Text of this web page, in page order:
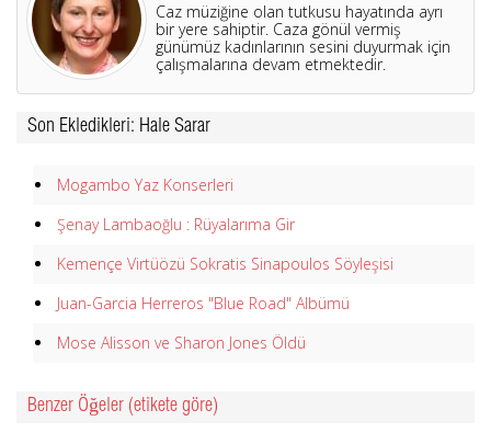
Caz müziğine olan tutkusu hayatında ayrı
bir yere sahiptir. Caza gönül vermiş
günümüz kadınlarının sesini duyurmak için
çalışmalarına devam etmektedir.
Son Ekledikleri: Hale Sarar
Mogambo Yaz Konserleri
Şenay Lambaoğlu : Rüyalarıma Gir
Kemençe Virtüözü Sokratis Sinapoulos Söyleşisi
Juan-Garcia Herreros "Blue Road" Albümü
Mose Alisson ve Sharon Jones Öldü
Benzer Öğeler (etikete göre)